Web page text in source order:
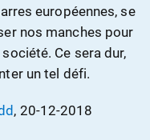
européennes, se
nos manches pour
Ce sera dur,
un tel défi.
, 20-12-2018